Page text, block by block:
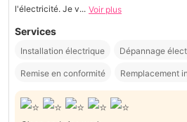
l'électricité. Je v... Voir plus
Services
Installation électrique Dépannage
Remise en conformité Remplacement